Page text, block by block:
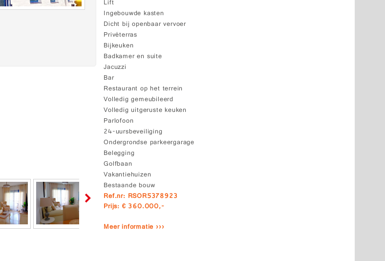
Lift
Ingebouwde kasten
Dicht bij openbaar vervoer
Privéterras
Bijkeuken
Badkamer en suite
Jacuzzi
Bar
Restaurant op het terrein
Volledig gemeubileerd
Volledig uitgeruste keuken
Parlofoon
24-uursbeveiliging
Ondergrondse parkeergarage
Belegging
Golfbaan
Vakantiehuizen
Bestaande bouw
Ref.nr: RSOR5378923
Prijs: € 360.000,-
Meer informatie ›››